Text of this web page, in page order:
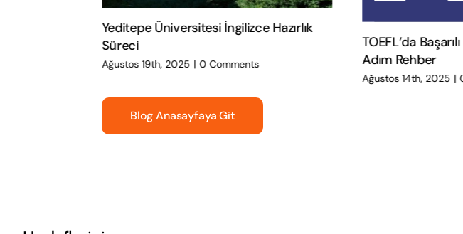
Yeditepe Üniversitesi İngilizce Hazırlık
Süreci
Ağustos 19th, 2025 | 0 Comments
TOEFL’da Başarılı
Adım Rehber
Ağustos 14th, 2025 | 0
Blog Anasayfaya Git